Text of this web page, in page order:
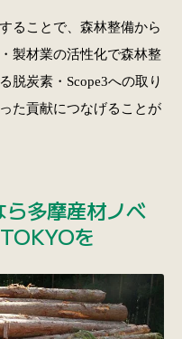
ることで、森林整備から
製材業の活性化で森林整
脱炭素・Scope3への取り
た貢献につなげることが
多摩産材ノベ
を